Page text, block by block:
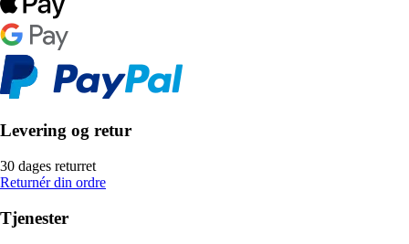
Levering og retur
30 dages returret
Returnér din ordre
Tjenester